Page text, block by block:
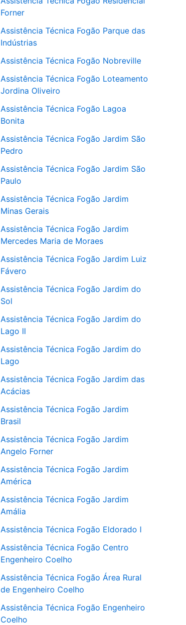
Forner
Assistência Técnica Fogão Parque das
Indústrias
Assistência Técnica Fogão Nobreville
Assistência Técnica Fogão Loteamento
Jordina Oliveiro
Assistência Técnica Fogão Lagoa
Bonita
Assistência Técnica Fogão Jardim São
Pedro
Assistência Técnica Fogão Jardim São
Paulo
Assistência Técnica Fogão Jardim
Minas Gerais
Assistência Técnica Fogão Jardim
Mercedes Maria de Moraes
Assistência Técnica Fogão Jardim Luiz
Fávero
Assistência Técnica Fogão Jardim do
Sol
Assistência Técnica Fogão Jardim do
Lago II
Assistência Técnica Fogão Jardim do
Lago
Assistência Técnica Fogão Jardim das
Acácias
Assistência Técnica Fogão Jardim
Brasil
Assistência Técnica Fogão Jardim
Angelo Forner
Assistência Técnica Fogão Jardim
América
Assistência Técnica Fogão Jardim
Amália
Assistência Técnica Fogão Eldorado I
Assistência Técnica Fogão Centro
Engenheiro Coelho
Assistência Técnica Fogão Área Rural
de Engenheiro Coelho
Assistência Técnica Fogão Engenheiro
Coelho